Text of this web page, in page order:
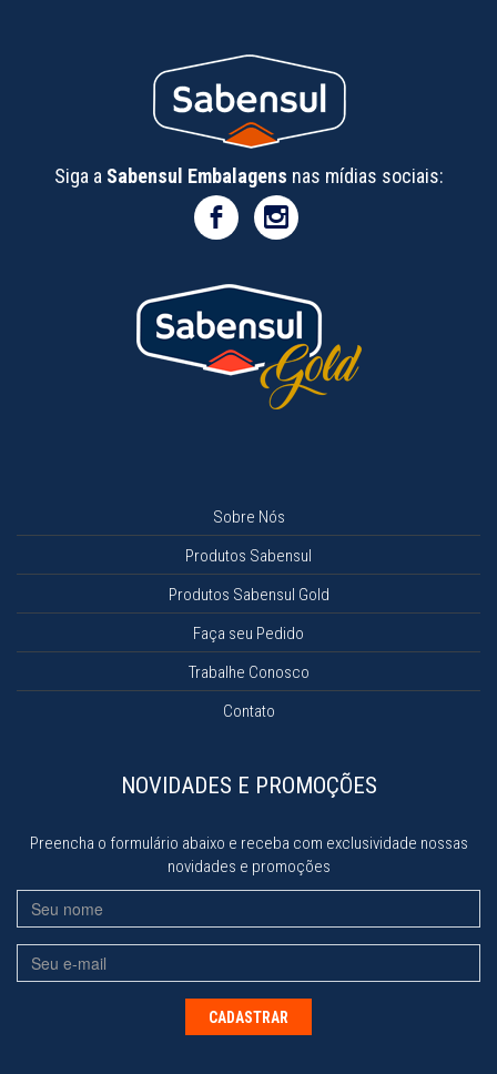
Siga a Sabensul Embalagens nas mídias sociais:
Sobre Nós
Produtos Sabensul
Produtos Sabensul Gold
Faça seu Pedido
Trabalhe Conosco
Contato
NOVIDADES E PROMOÇÕES
Preencha o formulário abaixo e receba com exclusividade nossas
novidades e promoções
CADASTRAR